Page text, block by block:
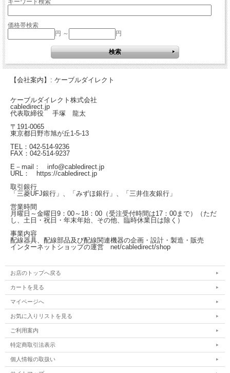
キーワード検索
価格帯検索
円 ～
円
【会社案内】: ケーブルダイレクト
ケーブルダイレクト株式会社
cabledirect.jp
代表取締役 手塚 龍太
〒191-0065
東京都日野市旭が丘1-5-13
TEL：042-514-9236
FAX：042-514-9237
E－mail： info@cabledirect.jp
URL： https://cabledirect.jp
取引銀行
「三菱UFJ銀行」、「みずほ銀行」、「三井住友銀行」
営業時間
月曜日～金曜日 9：00～18：00（受注受付時間は17：00まで）
（ただ
し、土日・祝日・年末年始、その他、臨時休業日は除く）
事業内容
配線器具、配線部品及び配線関連機器の企画・設計・製造・販売
インターネットショップの運営 net/cabledirect/shop
お店のトップへ戻る
カートを見る
マイページへ
お気に入りリストを見る
ご利用案内
特定商取引法表示
個人情報の取扱い